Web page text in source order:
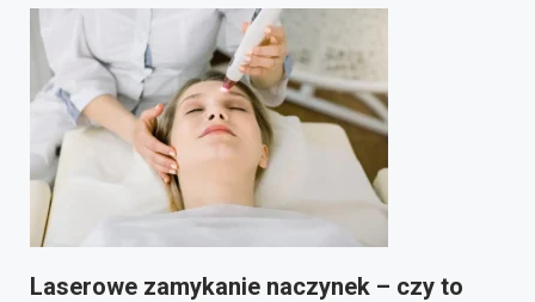
Laserowe zamykanie naczynek – czy to